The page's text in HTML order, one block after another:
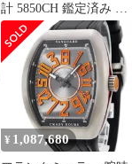
計 5850CH 鑑定済み ブ
ランド
¥ 1,087,680